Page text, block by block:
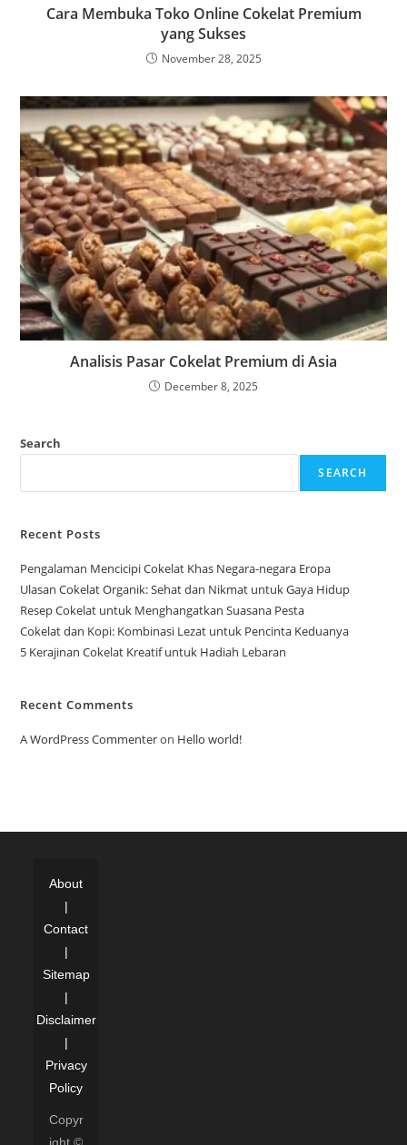
Cara Membuka Toko Online Cokelat Premium
yang Sukses
November 28, 2025
Analisis Pasar Cokelat Premium di Asia
December 8, 2025
Search
SEARCH
Recent Posts
Pengalaman Mencicipi Cokelat Khas Negara-negara Eropa
Ulasan Cokelat Organik: Sehat dan Nikmat untuk Gaya Hidup
Resep Cokelat untuk Menghangatkan Suasana Pesta
Cokelat dan Kopi: Kombinasi Lezat untuk Pencinta Keduanya
5 Kerajinan Cokelat Kreatif untuk Hadiah Lebaran
Recent Comments
A WordPress Commenteron Hello world!
About
|
Contact
|
Sitemap
|
Disclaimer
|
Privacy
Policy
Copyr